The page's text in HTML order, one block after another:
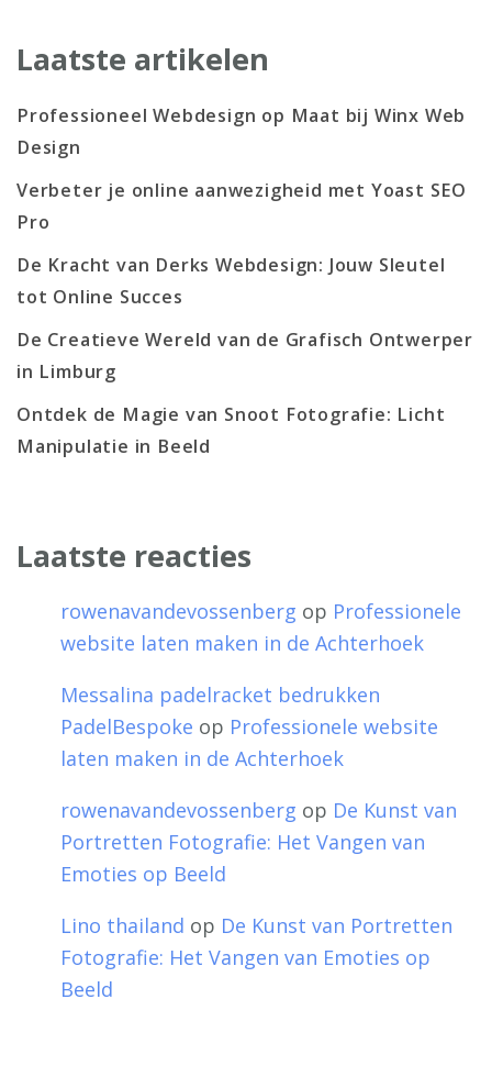
Laatste artikelen
Professioneel Webdesign op Maat bij Winx Web
Design
Verbeter je online aanwezigheid met Yoast SEO
Pro
De Kracht van Derks Webdesign: Jouw Sleutel
tot Online Succes
De Creatieve Wereld van de Grafisch Ontwerper
in Limburg
Ontdek de Magie van Snoot Fotografie: Licht
Manipulatie in Beeld
Laatste reacties
rowenavandevossenberg op Professionele
website laten maken in de Achterhoek
Messalina padelracket bedrukken
PadelBespoke op Professionele website
laten maken in de Achterhoek
rowenavandevossenberg op De Kunst van
Portretten Fotografie: Het Vangen van
Emoties op Beeld
Lino thailand op De Kunst van Portretten
Fotografie: Het Vangen van Emoties op
Beeld